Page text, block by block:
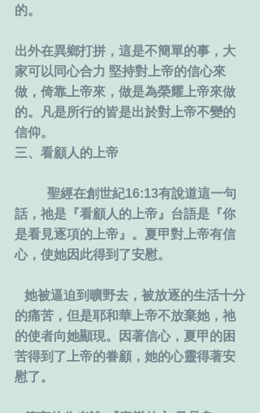
的。
出外在異鄉打拼，這是不簡單的事，大
家可以同心合力 堅持對上帝的信心來
做，倚靠上帝來，做是為榮耀上帝來做
的。凡是所行的皆是出於對上帝不變的
信仰。
三、看顧人的上帝
話，祂是『看顧人的上帝』台語是『你
是看見逐項的上帝』。夏甲對上帝有信
心，使她因此得到了安慰。
的痛苦，但是耶和華上帝不放棄她，祂
的使者向她顯現。因著信心，夏甲的困
苦得到了上帝的眷顧，她的心靈得著安
慰了。